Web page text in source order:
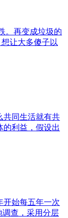
。再变成垃圾的
让大多傻子以
共同生活就有共
的利益，假设出
开始每五年一次
调查，采用分层